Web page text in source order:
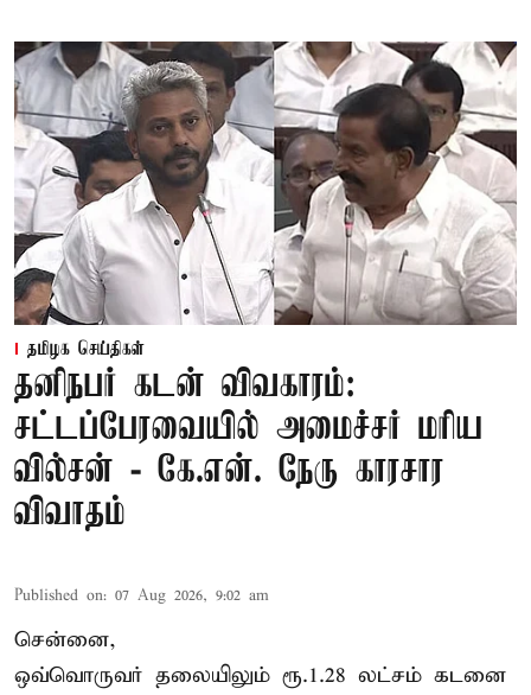
தமிழக செய்திகள்
தனிநபர் கடன் விவகாரம்:
சட்டப்பேரவையில் அமைச்சர் மரிய
வில்சன் - கே.என். நேரு காரசார
விவாதம்
Published on: 07 Aug 2026, 9:02 am
சென்னை,
ஒவ்வொருவர் தலையிலும் ரூ.1.28 லட்சம் கடனை